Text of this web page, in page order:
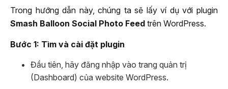
Trong hướng dẫn này, chúng ta sẽ lấy ví dụ với plugin
Smash Balloon Social Photo Feed trên WordPress.
Bước 1: Tìm và cài đặt plugin
Đầu tiên, hãy đăng nhập vào trang quản trị
(Dashboard) của website WordPress.